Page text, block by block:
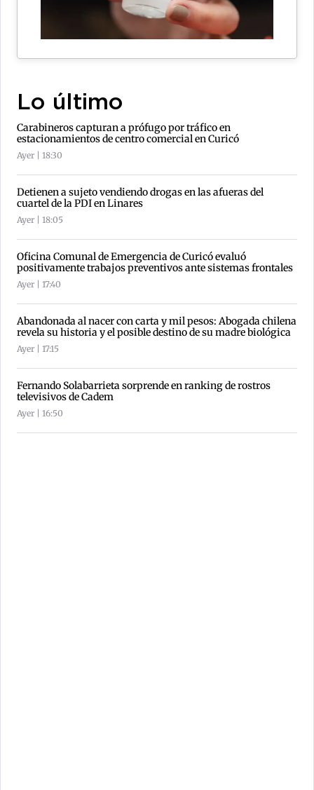
Lo último
Carabineros capturan a prófugo por tráfico en
estacionamientos de centro comercial en Curicó
Ayer | 18:30
Detienen a sujeto vendiendo drogas en las afueras del
cuartel de la PDI en Linares
Ayer | 18:05
Oficina Comunal de Emergencia de Curicó evaluó
positivamente trabajos preventivos ante sistemas frontales
Ayer | 17:40
Abandonada al nacer con carta y mil pesos: Abogada chilena
revela su historia y el posible destino de su madre biológica
Ayer | 17:15
Fernando Solabarrieta sorprende en ranking de rostros
televisivos de Cadem
Ayer | 16:50